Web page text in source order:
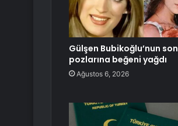
Gülşen Bubikoğlu’nun son
pozlarına beğeni yağdı
Ağustos 6, 2026